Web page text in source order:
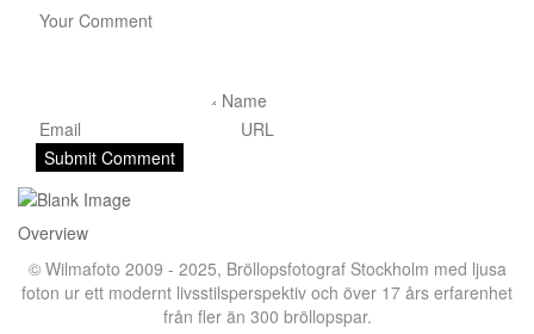
Overview
© Wilmafoto 2009 - 2025, Bröllopsfotograf Stockholm med ljusa
foton ur ett modernt livsstilsperspektiv och över 17 års erfarenhet
från fler än 300 bröllopspar.